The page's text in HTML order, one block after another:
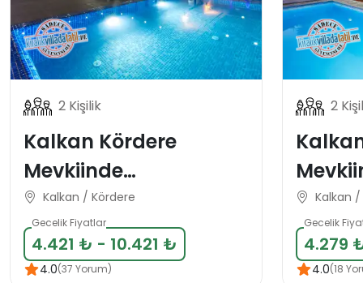
2 Kişilik
Kalkan Kördere
Mevkiinde
Muhafazakar Balayı
Tatil Villası
Kalkan / Kördere
Gecelik Fiyatlar
4.421 ₺ - 10.421 ₺
4.0(37 Yorum)
2
Balayı
Kalkan
Gecelik
4.279
4.0(18